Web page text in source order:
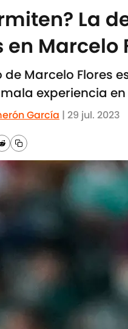
La
en Marcelo
de Marcelo Flores
experiencia
García | 29 jul. 2023